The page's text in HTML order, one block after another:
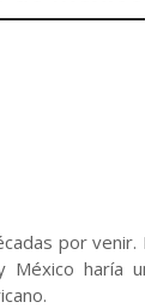
por venir.
haría